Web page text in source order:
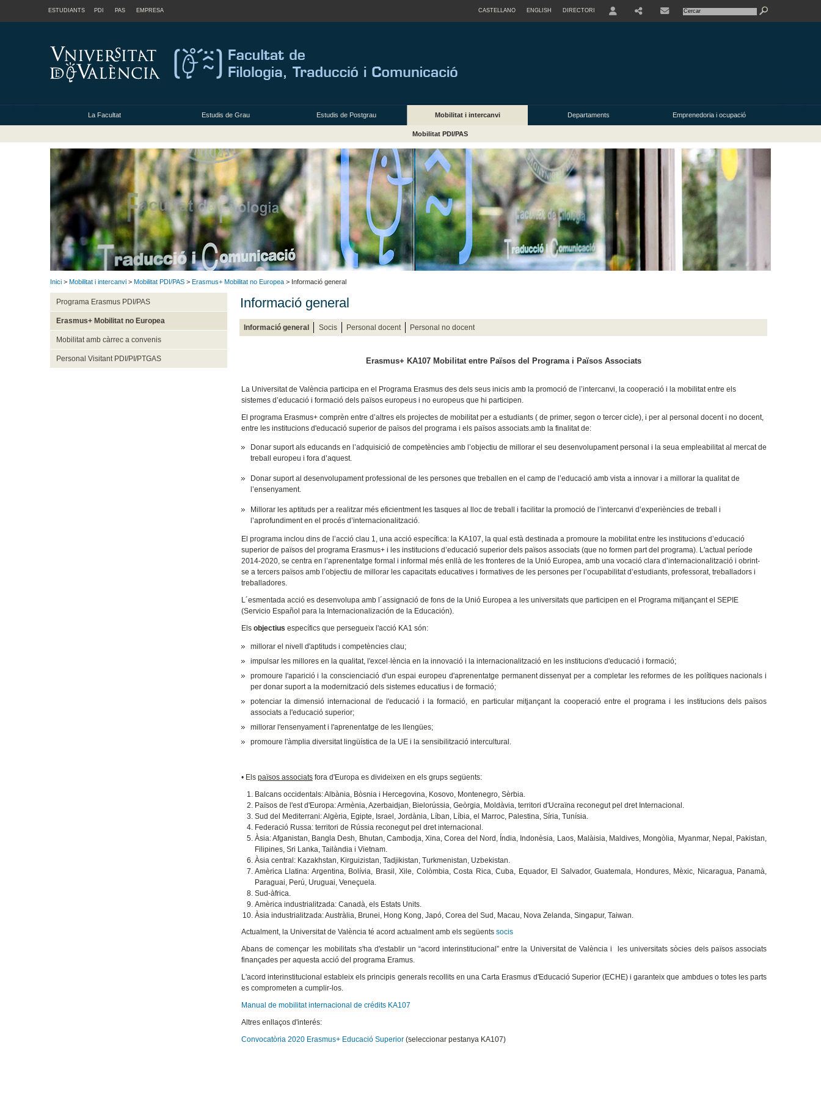
ESTUDIANTS PDI PAS EMPRESA CASTELLANO ENGLISH DIRECTORI
La Facultat Estudis de Grau Estudis de Postgrau Mobilitat i intercanvi Departaments Emprenedoria i ocupació
Mobilitat PDI/PAS
Inici > Mobilitat i intercanvi > Mobilitat PDI/PAS > Erasmus+ Mobilitat no Europea > Informació general
Programa Erasmus PDI/PAS
Erasmus+ Mobilitat no Europea
Mobilitat amb càrrec a convenis
Personal Visitant PDI/PI/PTGAS
Informació general
Informació general Socis Personal docent Personal no docent
Erasmus+ KA107 Mobilitat entre Països del Programa i Països Associats
La Universitat de València participa en el Programa Erasmus des dels seus inicis amb la promoció de l’intercanvi, la cooperació i la mobilitat entre els
sistemes d’educació i formació dels països europeus i no europeus que hi participen.
El programa Erasmus+ comprèn entre d’altres els projectes de mobilitat per a estudiants ( de primer, segon o tercer cicle), i per al personal docent i no docent,
entre les institucions d'educació superior de països del programa i els països associats.amb la finalitat de:
Donar suport als educands en l’adquisició de competències amb l’objectiu de millorar el seu desenvolupament personal i la seua empleabilitat al mercat de
treball europeu i fora d’aquest.
Donar suport al desenvolupament professional de les persones que treballen en el camp de l’educació amb vista a innovar i a millorar la qualitat de
l’ensenyament.
Millorar les aptituds per a realitzar més eficientment les tasques al lloc de treball i facilitar la promoció de l’intercanvi d’experiències de treball i
l’aprofundiment en el procés d’internacionalització.
El programa inclou dins de l’acció clau 1, una acció específica: la KA107, la qual està destinada a promoure la mobilitat entre les institucions d’educació
superior de països del programa Erasmus+ i les institucions d’educació superior dels països associats (que no formen part del programa). L'actual període
2014-2020, se centra en l’aprenentatge formal i informal més enllà de les fronteres de la Unió Europea, amb una vocació clara d’internacionalització i obrint-
se a tercers països amb l’objectiu de millorar les capacitats educatives i formatives de les persones per l’ocupabilitat d’estudiants, professorat, treballadors i
treballadores.
L´esmentada acció es desenvolupa amb l´assignació de fons de la Unió Europea a les universitats que participen en el Programa mitjançant el SEPIE
(Servicio Español para la Internacionalización de la Educación).
Elsobjectius específics que persegueix l'acció KA1 són:
millorar el nivell d'aptituds i competències clau;
impulsar les millores en la qualitat, l'excel·lència en la innovació i la internacionalització en les institucions d'educació i formació;
promoure l'aparició i la conscienciació d'un espai europeu d'aprenentatge permanent dissenyat per a completar les reformes de les polítiques nacionals i
per donar suport a la modernització dels sistemes educatius i de formació;
potenciar la dimensió internacional de l'educació i la formació, en particular mitjançant la cooperació entre el programa i les institucions dels països
associats a l'educació superior;
millorar l'ensenyament i l'aprenentatge de les llengües;
promoure l'àmplia diversitat lingüística de la UE i la sensibilització intercultural.
• Els països associatsfora d'Europa es divideixen en els grups següents:
Balcans occidentals: Albània, Bòsnia i Hercegovina, Kosovo, Montenegro, Sèrbia.
Països de l'est d'Europa: Armènia, Azerbaidjan, Bielorússia, Geòrgia, Moldàvia, territori d'Ucraïna reconegut pel dret Internacional.
Sud del Mediterrani: Algèria, Egipte, Israel, Jordània, Líban, Líbia, el Marroc, Palestina, Síria, Tunísia.
Federació Russa: territori de Rússia reconegut pel dret internacional.
Àsia: Afganistan, Bangla Desh, Bhutan, Cambodja, Xina, Corea del Nord, Índia, Indonèsia, Laos, Malàisia, Maldives, Mongòlia, Myanmar, Nepal, Pakistan,
Filipines, Sri Lanka, Tailàndia i Vietnam.
Àsia central: Kazakhstan, Kirguizistan, Tadjikistan, Turkmenistan, Uzbekistan.
Amèrica Llatina: Argentina, Bolívia, Brasil, Xile, Colòmbia, Costa Rica, Cuba, Equador, El Salvador, Guatemala, Hondures, Mèxic, Nicaragua, Panamà,
Paraguai, Perú, Uruguai, Veneçuela.
Sud-àfrica.
Amèrica industrialitzada: Canadà, els Estats Units.
Àsia industrialitzada: Austràlia, Brunei, Hong Kong, Japó, Corea del Sud, Macau, Nova Zelanda, Singapur, Taiwan.
Actualment, la Universitat de València té acord actualment amb els següents socis
Abans de començar les mobilitats s'ha d'establir un “acord interinstitucional” entre la Universitat de València i les universitats sòcies dels països associats
finançades per aquesta acció del programa Eramus.
L'acord interinstitucional estableix els principis generals recollits en una Carta Erasmus d'Educació Superior (ECHE) i garanteix que ambdues o totes les parts
es comprometen a cumplir-los.
Manual de mobilitat internacional de crédits KA107
Altres enllaços d'interés:
Convocatòria 2020 Erasmus+ Educació Superior(seleccionar pestanya KA107)